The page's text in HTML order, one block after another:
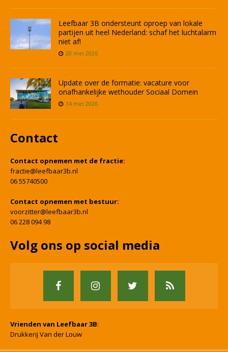
Leefbaar 3B ondersteunt oproep van lokale
partijen uit heel Nederland: schaf het luchtalarm
niet af!
20 mei 2026
Update over de formatie: vacature voor
onafhankelijke wethouder Sociaal Domein
14 mei 2026
Contact
Contact opnemen met de fractie:
fractie@leefbaar3b.nl
06 55740500
Contact opnemen met bestuur:
voorzitter@leefbaar3b.nl
06 228 094 98
Volg ons op social media
Vrienden van Leefbaar 3B:
Drukkerij Van der Louw